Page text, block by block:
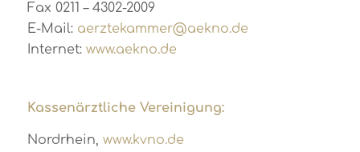
Fax 0211 – 4302-2009
E-Mail: aerztekammer@aekno.de
Internet: www.aekno.de
Kassenärztliche Vereinigung:
Nordrhein, www.kvno.de